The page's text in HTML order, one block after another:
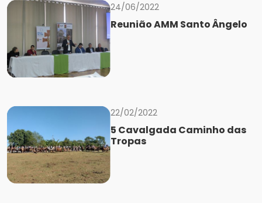
24/06/2022
Reunião AMM Santo Ângelo
22/02/2022
5 Cavalgada Caminho das
Tropas